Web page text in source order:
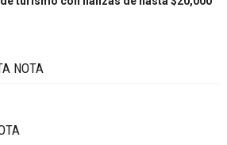
NOTA